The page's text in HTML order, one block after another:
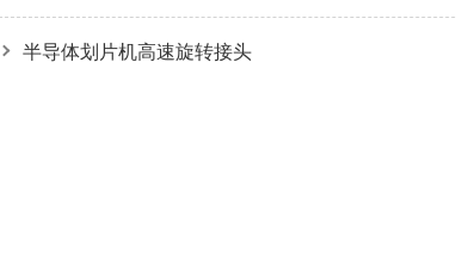
2026
半导体划片机高速旋转接头